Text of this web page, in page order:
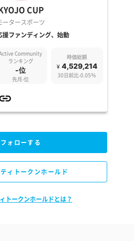
CUP
ータースポーツ
援ファンディング、始動
Community
ランキング
-位
先月-位
時価総額
¥ 4,529,214
30日前比-0.05％
フォローする
ィトークンホールド
トークンホールドとは？